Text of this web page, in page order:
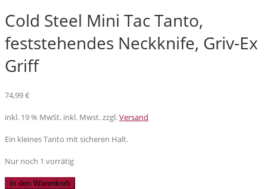
Cold Steel Mini Tac Tanto,
feststehendes Neckknife, Griv-Ex
Griff
74,99€
inkl. 19 % MwSt. inkl. Mwst. zzgl.Versand
Ein kleines Tanto mit sicheren Halt.
Nur noch 1 vorrätig
Cold
In den Warenkorb